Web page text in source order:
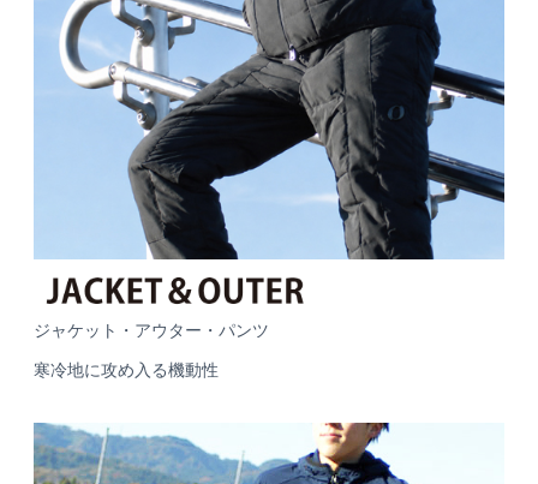
ジャケット・アウター・パンツ
寒冷地に攻め入る機動性